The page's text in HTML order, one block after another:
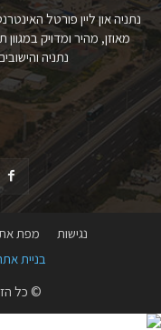
נתניה און ליין פורטל
מאוזן, מהיר ומדויק
נתניה והישובים
נגישות מפת
בניית
© כל